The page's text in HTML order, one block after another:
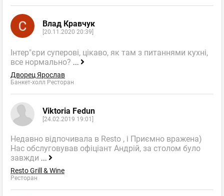
Влад Кравчук
[20.11.2020 20:39]
Інтер"єри суперові, цікаво, як там з питаннями кухні,
все нормально? ...
Дворец Ярослав
Банкет-холл Ресторан
Viktoria Fedun
[24.02.2019 19:01]
Недавно відпочивала в Resto , і Приємно вражена)
Нас обслуговував офіціант Андрій, за столом було
завжди ...
Resto Grill & Wine
Ресторан